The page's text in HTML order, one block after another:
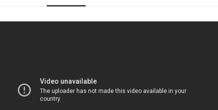
付款後全家取貨
每筆NT$65，滿NT$1,300(含以上)免運費